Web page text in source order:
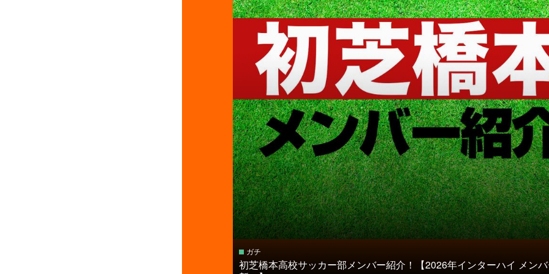
ガチ
初芝橋本高校サッカー部メンバー紹介！【2026年インターハイ メン